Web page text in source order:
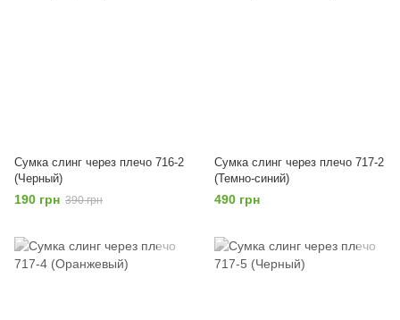
Сумка слинг через плечо 716-2
(Черный)
190 грн 390 грн
Сумка слинг через плечо 717-2
(Темно-синий)
490 грн